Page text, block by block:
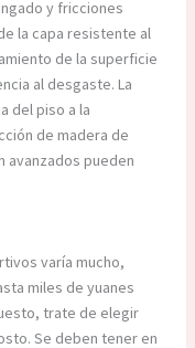
y fricciones
la capa resistente al
de la superficie
al desgaste. La
del piso a la
de madera de
avanzados pueden
varía mucho,
miles de yuanes
trate de elegir
Se deben tener en